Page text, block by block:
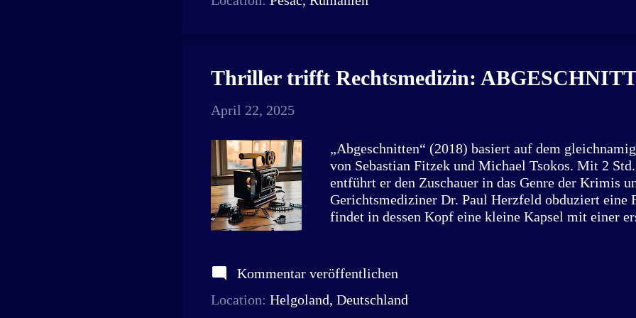
Bedürftigen in Romadörfern zu einem besseren
Kindern im 1996 erbauten Casa de copii (Haus der
Thriller trifft Rechtsmedizin:
April 22, 2025
„Abgeschnitten“ (2018) basiert auf dem
von Sebastian Fitzek und Michael Tsokos. Mit 2
entführt er den Zuschauer in das Genre der Krimis
Gerichtsmediziner Dr. Paul Herzfeld obduziert eine
findet in dessen Kopf eine kleine Kapsel mit einer
Wettlauf gegen die Zeit, um seine Tochter lebend
Nebenbei muss er mysteriöse Todesfälle aufklären.
Schnitzeljagd mit Leichen wird entfacht, in der
Kommentar veröffentlichen
Location: Helgoland, Deutschland